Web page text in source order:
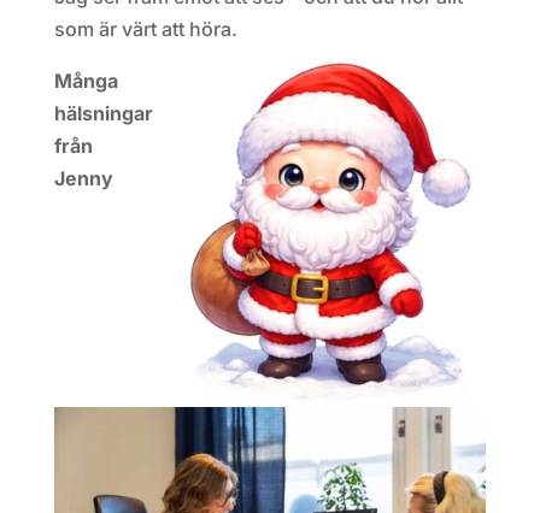
som är värt att höra.
Många
hälsningar
från
Jenny